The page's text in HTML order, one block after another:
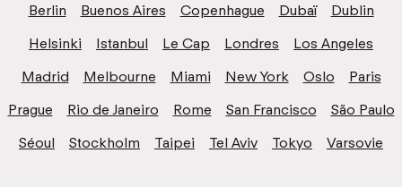
Berlin
Buenos Aires Copenhague Dubaï
Dublin
Helsinki
Istanbul Le Cap Londres
Los Angeles
Madrid
Melbourne Miami New York Oslo
Paris
Prague
Rio de Janeiro Rome San Francisco
São Paulo
Séoul
Stockholm Taipei Tel Aviv Tokyo Varsovie